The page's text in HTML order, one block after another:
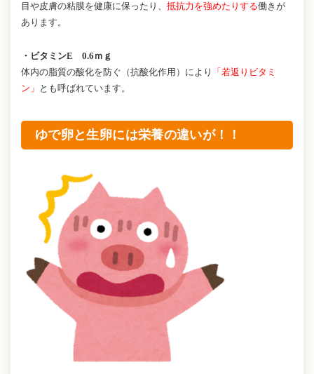
目や皮膚の粘膜を健康に保ったり、 抵抗力を強めたりする働きが
あります。
・ビタミンE 0.6ｍｇ
体内の脂質の酸化を防ぐ（抗酸化作用）により
「若返りビタミ
ン」 とも呼ばれています。
ゆで卵と生卵には栄養の違いが！！